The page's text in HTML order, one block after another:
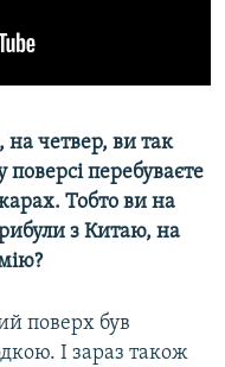
на четвер, ви так
перебуваєте
Тобто ви на
з Китаю, на
поверх був
І зараз також